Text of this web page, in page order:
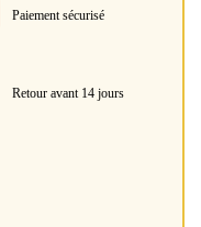
Paiement sécurisé
Retour avant 14 jours